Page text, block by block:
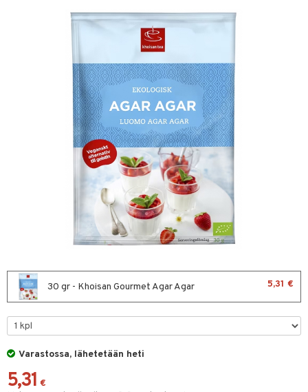
Koti & Sisustus
Tuotemerkkejä
30 gr - Khoisan Gourmet Agar Agar 5,31 €
Varastossa, lähetetään heti
5,31 €